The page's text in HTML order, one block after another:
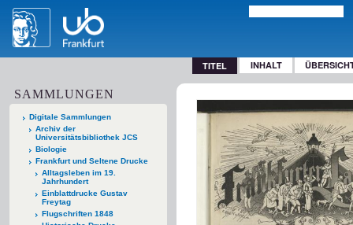
TITEL INHALT
SAMMLUNGEN
Digitale Sammlungen
Archiv der
Universitätsbibliothek JCS
Biologie
Frankfurt und Seltene Drucke
Alltagsleben im 19.
Jahrhundert
Einblattdrucke Gustav
Freytag
Flugschriften 1848